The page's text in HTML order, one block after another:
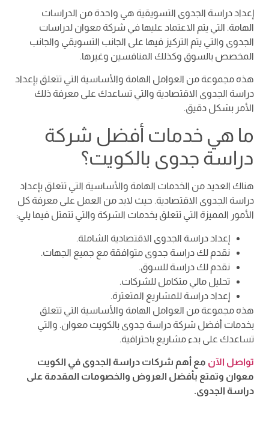
إعداد دراسة الجدوى التسويقية هي واحدة من الدراسات
الهامة. التي يتم الاعتماد عليها في شركة معوان لدراسات
الجدوى والتي يتم التركيز فيها على الجانب التسويقي والجانب
المخصص بالسوق وكذلك المنافسين وغيرها.
هذه مجموعة من العوامل الهامة والأساسية التي تتعلق بإعداد
دراسة الجدوى الاقتصادية والتي تساعدك على معرفة ذلك
الأمر بشكل دقيق.
ما هي خدمات أفضل شركة
دراسة جدوى بالكويت؟
هناك العديد من الخدمات الهامة والأساسية التي تتعلق بإعداد
دراسة الجدوى الاقتصادية. حيث لابد من العمل على معرفة كل
الأمور المميزة التي تتعلق بخدمات الشركة والتي تتمثل فيما يلي:
إعداد دراسة الجدوى الاقتصادية الشاملة.
نقدم لك دراسة جدوى متوافقة مع جميع الجهات.
نقدم لك دراسة للسوق.
تحليل مالي متكامل للشركات.
إعداد دراسة للمشاريع المتعثرة.
هذه مجموعة من العوامل الهامة والأساسية التي تتعلق
بخدمات أفضل شركة دراسة جدوى بالكويت معوان. والتي
تساعدك على بدء مشاريع باحترافية.
تواصل الآن مع أهم شركات دراسة الجدوى في الكويت
معوان وتمتع بأفضل العروض والخصومات المقدمة على
دراسة الجدوى.